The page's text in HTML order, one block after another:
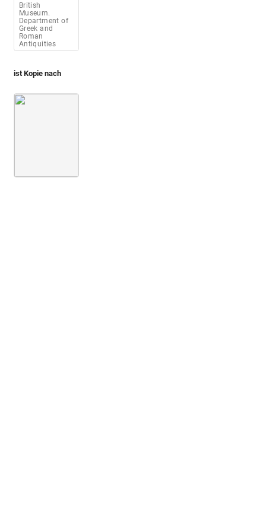
British
Museum.
Department of
Greek and
Roman
Antiquities
ist Kopie nach